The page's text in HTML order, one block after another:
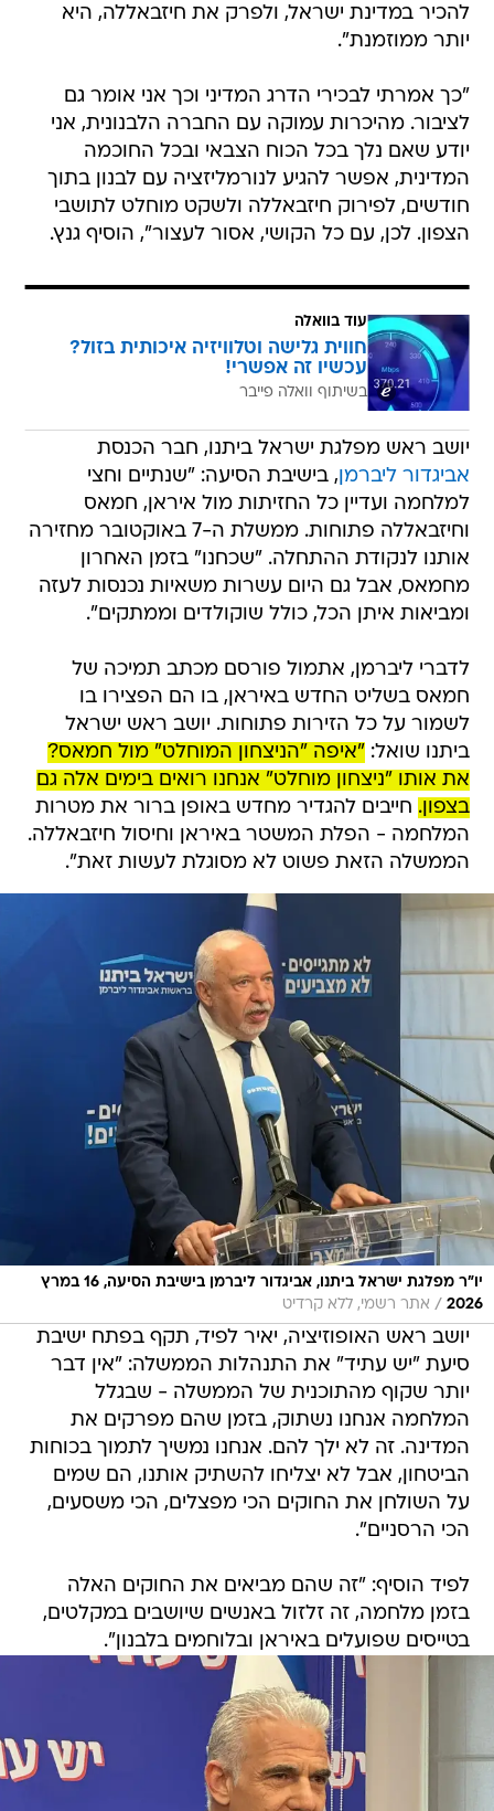
להכיר במדינת ישראל, ולפרק את חיזבאללה, היא
יותר ממוזמנת".
"כך אמרתי לבכירי הדרג המדיני וכך אני אומר גם
לציבור. מהיכרות עמוקה עם החברה הלבנונית, אני
יודע שאם נלך בכל הכוח הצבאי ובכל החוכמה
המדינית, אפשר להגיע לנורמליזציה עם לבנון בתוך
חודשים, לפירוק חיזבאללה ולשקט מוחלט לתושבי
הצפון. לכן, עם כל הקושי, אסור לעצור", הוסיף גנץ.
עוד בוואלה
חווית גלישה וטלוויזיה איכותית בזול?
עכשיו זה אפשרי!
בשיתוף וואלה פייבר
יושב ראש מפלגת ישראל ביתנו, חבר הכנסת
אביגדור ליברמן, בישיבת הסיעה: "שנתיים וחצי
למלחמה ועדיין כל החזיתות מול איראן, חמאס
וחיזבאללה פתוחות. ממשלת ה-7 באוקטובר מחזירה
אותנו לנקודת ההתחלה. "שכחנו" בזמן האחרון
מחמאס, אבל גם היום עשרות משאיות נכנסות לעזה
ומביאות איתן הכל, כולל שוקולדים וממתקים".
לדברי ליברמן, אתמול פורסם מכתב תמיכה של
חמאס בשליט החדש באיראן, בו הם הפצירו בו
לשמור על כל הזירות פתוחות. יושב ראש ישראל
ביתנו שואל: "איפה "הניצחון המוחלט" מול חמאס?
את אותו "ניצחון מוחלט" אנחנו רואים בימים אלה גם
בצפון. חייבים להגדיר מחדש באופן ברור את מטרות
המלחמה - הפלת המשטר באיראן וחיסול חיזבאללה.
הממשלה הזאת פשוט לא מסוגלת לעשות זאת".
יו״ר מפלגת ישראל ביתנו, אביגדור ליברמן בישיבת הסיעה, 16 במרץ
2026
/ אתר רשמי, ללא קרדיט
יושב ראש האופוזיציה, יאיר לפיד, תקף בפתח ישיבת
סיעת "יש עתיד" את התנהלות הממשלה: "אין דבר
יותר שקוף מהתוכנית של הממשלה - שבגלל
המלחמה אנחנו נשתוק, בזמן שהם מפרקים את
המדינה. זה לא ילך להם. אנחנו נמשיך לתמוך בכוחות
הביטחון, אבל לא יצליחו להשתיק אותנו, הם שמים
על השולחן את החוקים הכי מפצלים, הכי משסעים,
הכי הרסניים".
לפיד הוסיף: "זה שהם מביאים את החוקים האלה
בזמן מלחמה, זה זלזול באנשים שיושבים במקלטים,
בטייסים שפועלים באיראן ובלוחמים בלבנון".